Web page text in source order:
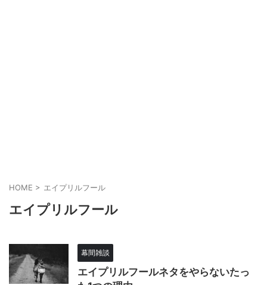
HOME > エイプリルフール
エイプリルフール
幕間雑談
エイプリルフールネタをやらないたっ